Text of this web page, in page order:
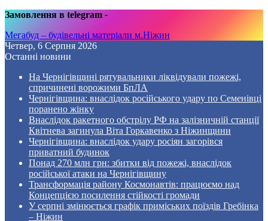
Замовлення в telegram -
Мегабуд – будівельні матеріали м.Ніжин
Четвер, 6 Серпня 2026
Останні новини
На Чернігівщині рятувальники ліквідували пожежі,
спричинені ворожими БпЛА
Чернігівщина: внаслідок російського удару по Семенівці
поранено жінку
Внаслідок ракетного обстрілу РФ на залізничній станції
Квітнева загинула Віта Горкавенко з Ніжинщини
Чернігівщина: внаслідок удару росіян загорівся
приватний будинок
Понад 270 млн грн: збитки від пожежі, внаслідок
російської атаки на Чернігівщину
Трансформація району Космонавтів: працюємо над
Концепцією посилення стійкості громади
У серпні змінюється графік приміських поїздів Гребінка
– Ніжин